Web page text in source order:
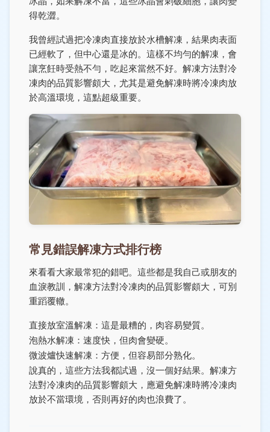
得乾澀。
我曾經試過把冷凍肉直接放於水槽解凍，結果肉表面
已經軟了，但中心還是冰的。這樣不均勻的解凍，會
讓烹飪時受熱不勻，吃起來當然不好。解凍方法對冷
凍肉的品質影響頗大，尤其是避免解凍時將冷凍肉放
於高溫環境，這點超級重要。
常見錯誤解凍方式排行榜
來看看大家最常犯的錯吧。這些都是我自己或朋友的
血淚教訓，解凍方法對冷凍肉的品質影響頗大，可別
重蹈覆轍。
直接放室溫解凍：這是最糟的，肉容易變質。
泡熱水解凍：速度快，但肉會變硬。
微波爐快速解凍：方便，但容易部分熟化。
說真的，這些方法我都試過，沒一個好結果。解凍方
法對冷凍肉的品質影響頗大，應避免解凍時將冷凍肉
放於不當環境，否則再好的肉也浪費了。